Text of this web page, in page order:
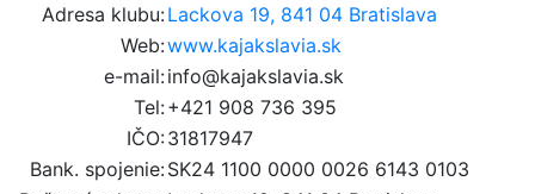
Adresa klubu:Lackova 19, 841 04 Bratislava
Web:www.kajakslavia.sk
e-mail:info@kajakslavia.sk
Tel:+421 908 736 395
IČO:31817947
Bank. spojenie:SK24 1100 0000 0026 6143 0103